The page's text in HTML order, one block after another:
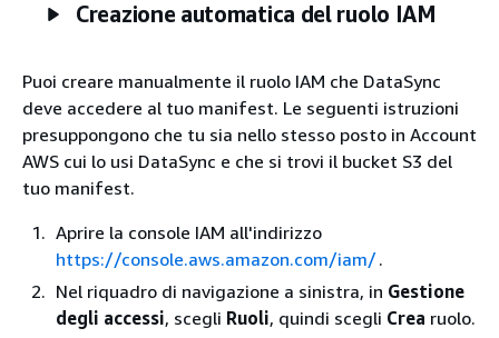
Creazione automatica del ruolo IAM
Puoi creare manualmente il ruolo IAM che DataSync
deve accedere al tuo manifest. Le seguenti istruzioni
presuppongono che tu sia nello stesso posto in Account
AWS cui lo usi DataSync e che si trovi il bucket S3 del
tuo manifest.
Aprire la console IAM all'indirizzo
https://console.aws.amazon.com/iam/.
Nel riquadro di navigazione a sinistra, in Gestione
degli accessi, scegli Ruoli, quindi scegli Crea ruolo.